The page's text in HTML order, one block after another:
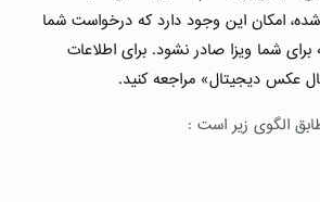
امکان این وجود دارد که درخواست شما
برای شما ویزا صادر نشود. برای اطلاعات
عکس دیجیتال» مراجعه کنید.
الگوی زیر است :